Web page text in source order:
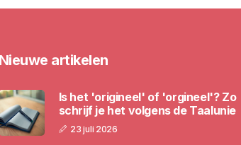
Nieuwe artikelen
Is het 'origineel' of 'orgineel'? Zo
schrijf je het volgens de Taalunie
23 juli 2026